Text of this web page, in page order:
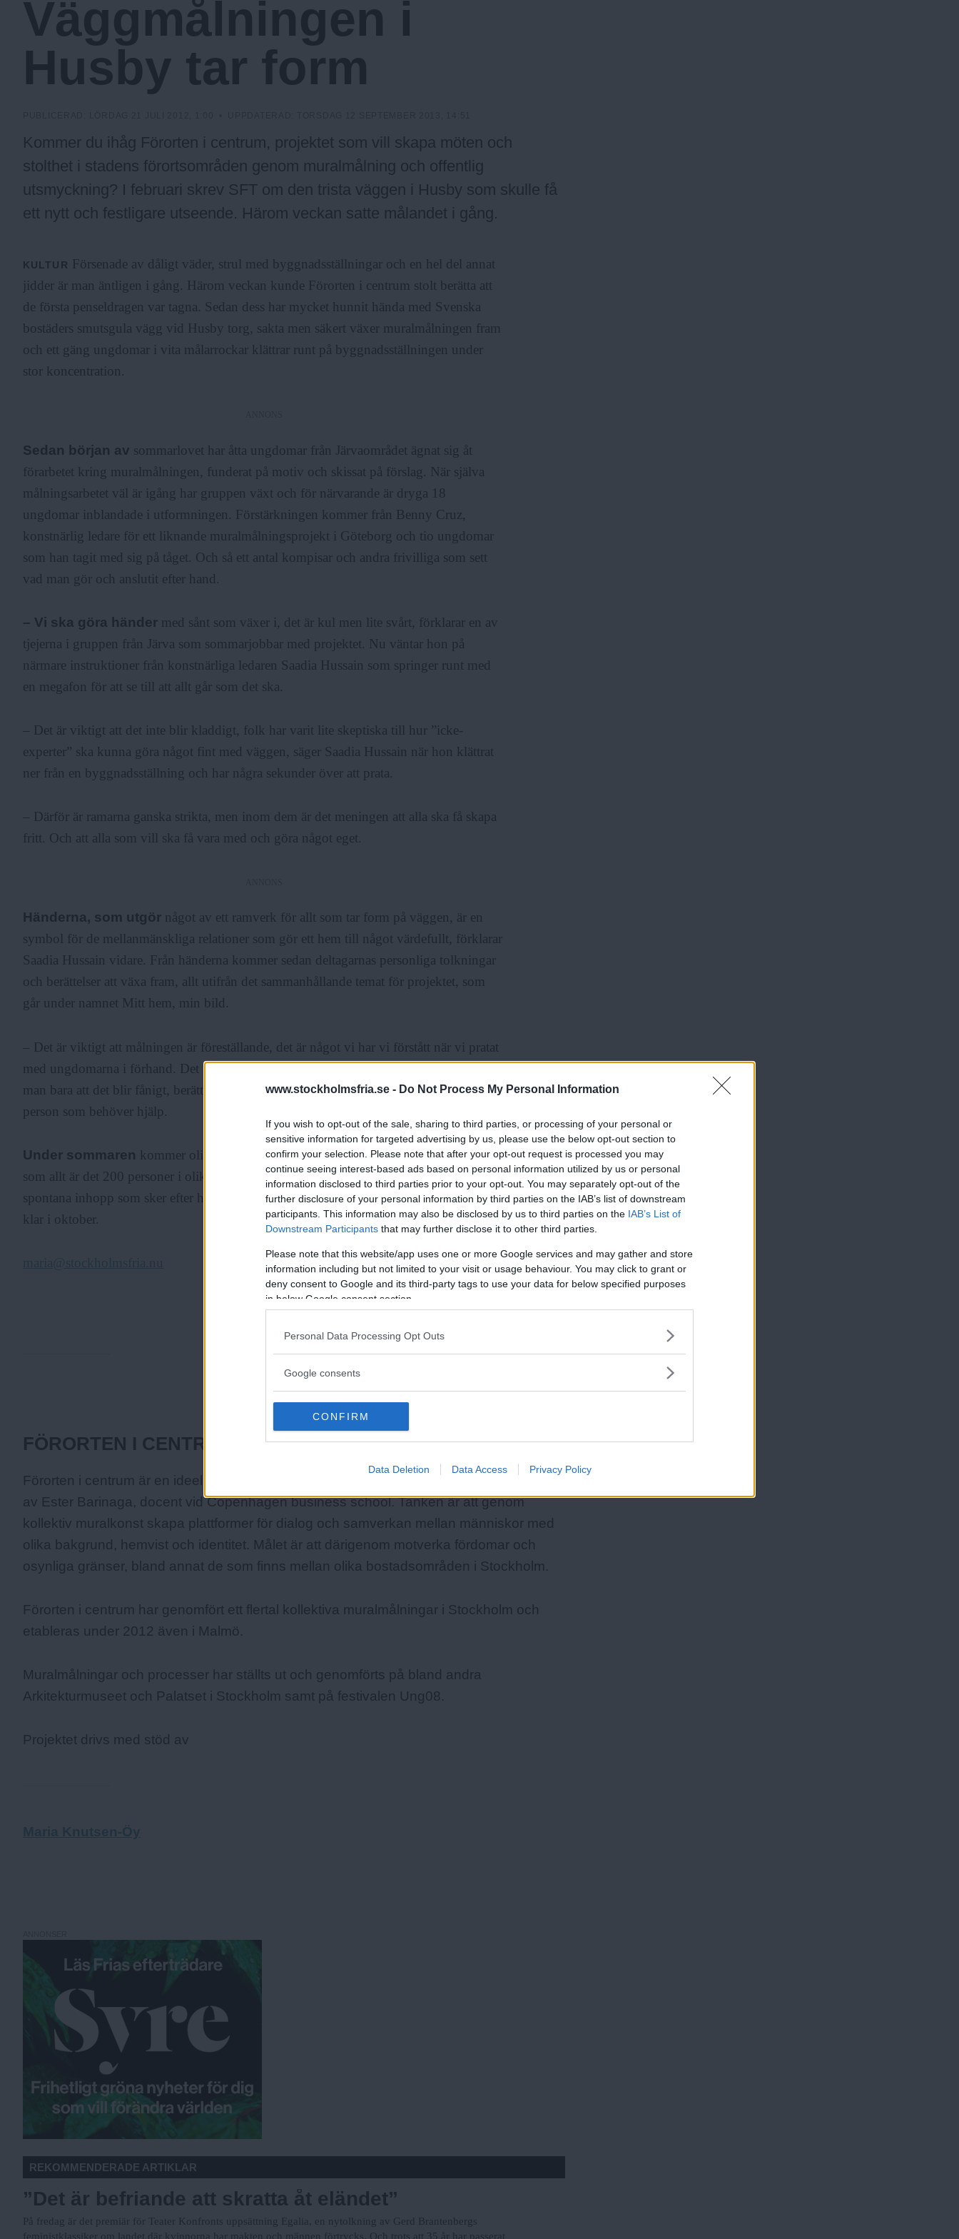
www.stockholmsfria.se - Do Not Process My Personal Information
If you wish to opt-out of the sale, sharing to third parties, or processing of your personal or
sensitive information for targeted advertising by us, please use the below opt-out section to
confirm your selection. Please note that after your opt-out request is processed you may
continue seeing interest-based ads based on personal information utilized by us or personal
information disclosed to third parties prior to your opt-out. You may separately opt-out of the
further disclosure of your personal information by third parties on the IAB’s list of downstream
participants. This information may also be disclosed by us to third parties on the IAB’s List of
Downstream Participants that may further disclose it to other third parties.
Please note that this website/app uses one or more Google services and may gather and store
information including but not limited to your visit or usage behaviour. You may click to grant or
deny consent to Google and its third-party tags to use your data for below specified purposes
in below Google consent section.
Personal Data Processing Opt Outs
Google consents
CONFIRM
Data Deletion Data Access Privacy Policy
c
k
h
o
l
m
s
F
i
a
Läs Frias efterträdare!
Syreär Sveriges enda gröna dagstidning som
finns både digitalt och i tryck.
Väggmålningen i
Husby tar form
Kommer du ihåg Förorten i centrum, projektet som vill skapa möten och
stolthet i stadens förortsområden genom muralmålning och offentlig
utsmyckning? I februari skrev SFT om den trista väggen i Husby som skulle få
ett nytt och festligare utseende. Härom veckan satte målandet i gång.
KULTUR Försenade av dåligt väder, strul med byggnadsställningar och en hel del annat
jidder är man äntligen i gång. Härom veckan kunde Förorten i centrum stolt berätta att
de första penseldragen var tagna. Sedan dess har mycket hunnit hända med Svenska
bostäders smutsgula vägg vid Husby torg, sakta men säkert växer muralmålningen fram
och ett gäng ungdomar i vita målarrockar klättrar runt på byggnadsställningen under
stor koncentration.
Sedan början av sommarlovet har åtta ungdomar från Järvaområdet ägnat sig åt
förarbetet kring muralmålningen, funderat på motiv och skissat på förslag. När själva
målningsarbetet väl är igång har gruppen växt och för närvarande är dryga 18
ungdomar inblandade i utformningen. Förstärkningen kommer från Benny Cruz,
konstnärlig ledare för ett liknande muralmålningsprojekt i Göteborg och tio ungdomar
som han tagit med sig på tåget. Och så ett antal kompisar och andra frivilliga som sett
vad man gör och anslutit efter hand.
– Vi ska göra händer med sånt som växer i, det är kul men lite svårt, förklarar en av
tjejerna i gruppen från Järva som sommarjobbar med projektet. Nu väntar hon på
närmare instruktioner från konstnärliga ledaren Saadia Hussain som springer runt med
en megafon för att se till att allt går som det ska.
– Det är viktigt att det inte blir kladdigt, folk har varit lite skeptiska till hur ”icke-
experter” ska kunna göra något fint med väggen, säger Saadia Hussain när hon klättrat
ner från en byggnadsställning och har några sekunder över att prata.
– Därför är ramarna ganska strikta, men inom dem är det meningen att alla ska få skapa
fritt. Och att alla som vill ska få vara med och göra något eget.
Händerna, som utgör något av ett ramverk för allt som tar form på väggen, är en
symbol för de mellanmänskliga relationer som gör ett hem till något värdefullt, förklarar
Saadia Hussain vidare. Från händerna kommer sedan deltagarnas personliga tolkningar
och berättelser att växa fram, allt utifrån det sammanhållande temat för projektet, som
går under namnet Mitt hem, min bild.
– Det är viktigt att målningen är föreställande, det är något vi har vi förstått när vi pratat
med ungdomarna i förhand. Det får inte bli för flummigt eller ”konstig konst”, då tycker
man bara att det blir fånigt, berättar Saadia Hussain innan hon skyndar vidare till nästa
person som behöver hjälp.
Under sommaren kommer olika grupper att avlösa varandra och måla i etapper, allt
som allt är det 200 personer i olika åldrar som planeras delta. Till det kommer de
spontana inhopp som sker efter hand. Om allt går som det ska beräknas målningen stå
klar i oktober.
maria@stockholmsfria.nu
FÖRORTEN I CENTRUM
Förorten i centrum är en ideell organisation som grundades i Stockholm 2010 på initiativ
av Ester Barinaga, docent vid Copenhagen business school. Tanken är att genom
kollektiv muralkonst skapa plattformer för dialog och samverkan mellan människor med
olika bakgrund, hemvist och identitet. Målet är att därigenom motverka fördomar och
osynliga gränser, bland annat de som finns mellan olika bostadsområden i Stockholm.
Förorten i centrum har genomfört ett flertal kollektiva muralmålningar i Stockholm och
etableras under 2012 även i Malmö.
Muralmålningar och processer har ställts ut och genomförts på bland andra
Arkitekturmuseet och Palatset i Stockholm samt på festivalen Ung08.
Projektet drivs med stöd av
Maria Knutsen-Öy
REKOMMENDERADE ARTIKLAR
”Det är befriande att skratta åt eländet”
På fredag är det premiär för Teater Konfronts uppsättning Egalia, en nytolkning av Gerd Brantenbergs
feministklassiker om landet där kvinnorna har makten och männen förtrycks. Och trots att 35 år har passerat